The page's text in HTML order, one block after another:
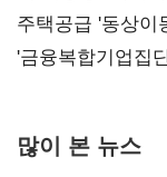
진실 밝혀야"
주택공급 '동상이
'금융복합기업집
많이 본 뉴스